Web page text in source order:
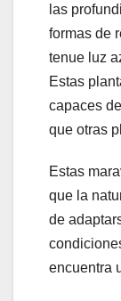
las
formas de
tenue luz
Estas
capaces
que otras
Estas
que la
de
encuentra